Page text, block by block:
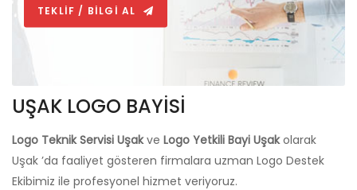
TEKLİF / BİLGİ AL
UŞAK LOGO BAYİSİ
Logo Teknik Servisi Uşakve Logo Yetkili Bayi Uşakolarak
Uşak ’da faaliyet gösteren firmalara uzman Logo Destek
Ekibimiz ile profesyonel hizmet veriyoruz.